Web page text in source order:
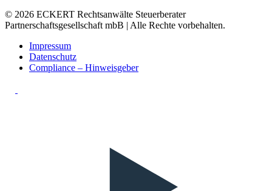
© 2026 ECKERT Rechtsanwälte Steuerberater
Partnerschaftsgesellschaft mbB | Alle Rechte vorbehalten.
Impressum
Datenschutz
Compliance – Hinweisgeber